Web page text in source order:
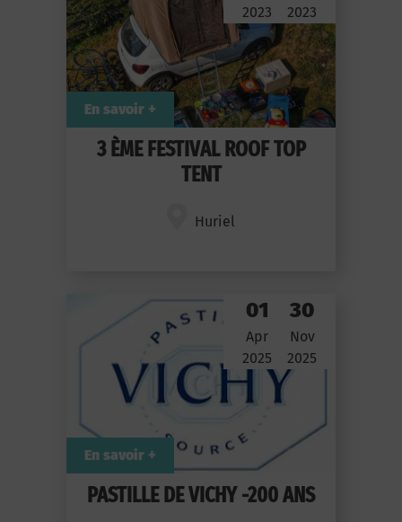
3 ÈME FESTIVAL ROOF TOP
TENT
Huriel
2023
2023
En savoir +
PASTILLE DE VICHY -200 ANS
01
Apr
2025
30
Nov
2025
En savoir +